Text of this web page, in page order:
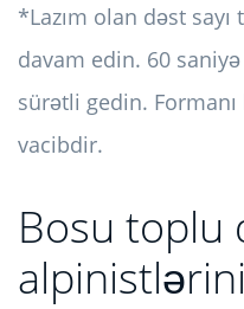
*Lazım olan dəst
davam edin. 60
sürətli gedin.
vacibdir.
Bosu toplu